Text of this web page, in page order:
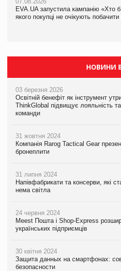
EVA.UA запустила кампанію «Хто
якого покупці не очікують
05.08.2026
Мережа супермаркетів VARUS
НОВИНИ
03 березня 2026
Освітній бенефіт як інструмент
ThinkGlobal підвищує лояльність
команди
31 жовтня 2024
Компанія Rarog Tactical Gear
бронеплити
31 липня 2024
Напівфабрикати та консерви, які
нема світла
24 червня 2024
Meest Пошта і Shop-Express
українських підприємців
30 квітня 2024
Защита данных на смартфонах:
безопасности